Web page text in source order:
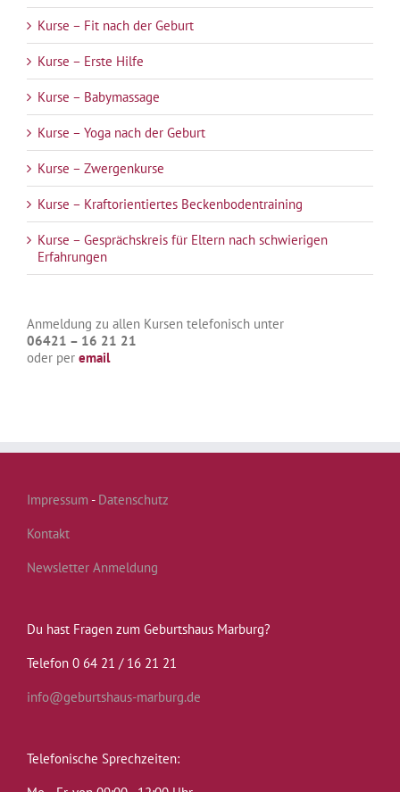
Kurse – Fit nach der Geburt
Kurse – Erste Hilfe
Kurse – Babymassage
Kurse – Yoga nach der Geburt
Kurse – Zwergenkurse
Kurse – Kraftorientiertes Beckenbodentraining
Kurse – Gesprächskreis für Eltern nach schwierigen
Erfahrungen
Anmeldung zu allen Kursen telefonisch unter
06421 – 16 21 21
oder per email
Impressum - Datenschutz
Kontakt
Newsletter Anmeldung
Du hast Fragen zum Geburtshaus Marburg?
Telefon 0 64 21 / 16 21 21
info@geburtshaus-marburg.de
Telefonische Sprechzeiten: